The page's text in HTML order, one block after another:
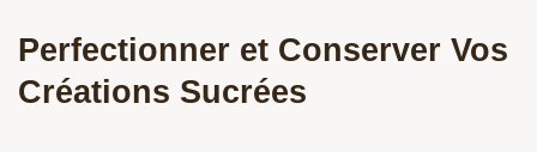
Perfectionner et Conserver Vos
Créations Sucrées